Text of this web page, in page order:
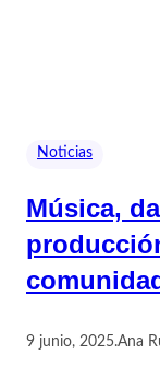
Noticias
Música,
9 junio, 2025.Ana